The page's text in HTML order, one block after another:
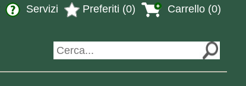
Carrello (0)
Preferiti (0)
Servizi